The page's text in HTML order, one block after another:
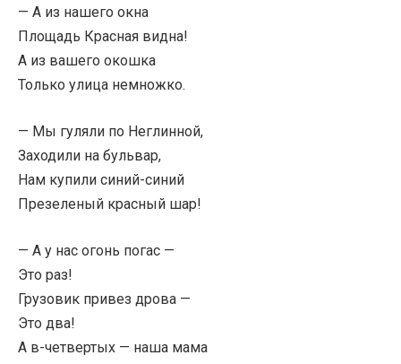
— А из нашего окна
Площадь Красная видна!
А из вашего окошка
Только улица немножко.
— Мы гуляли по Неглинной,
Заходили на бульвар,
Нам купили синий-синий
Презеленый красный шар!
— А у нас огонь погас —
Это раз!
Грузовик привез дрова —
Это два!
А в-четвертых — наша мама